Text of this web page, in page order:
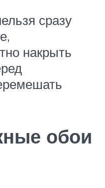
сразу
накрыть
обои